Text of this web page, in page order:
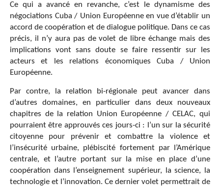
Ce qui a avancé en revanche, c’est le dynamisme des
négociations Cuba / Union Européenne en vue d’établir un
accord de coopération et de dialogue politique. Dans ce cas
précis, il n’y aura pas de volet de libre échange mais des
implications vont sans doute se faire ressentir sur les
acteurs et les relations économiques Cuba / Union
Européenne.
Par contre, la relation bi-régionale peut avancer dans
d’autres domaines, en particulier dans deux nouveaux
chapitres de la relation Union Européenne / CELAC, qui
pourraient être approuvés ces jours-ci : l’un sur la sécurité
citoyenne pour prévenir et combattre la violence et
l’insécurité urbaine, plébiscité fortement par l’Amérique
centrale, et l’autre portant sur la mise en place d’une
coopération dans l’enseignement supérieur, la science, la
technologie et l’innovation. Ce dernier volet permettrait de